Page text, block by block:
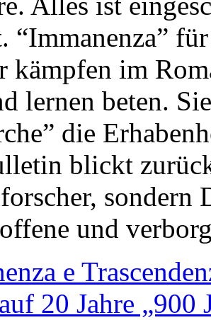
“Immanenza”
kämpfen im
lernen beten.
die
blickt
sondern
und
e
20 Jahre „900